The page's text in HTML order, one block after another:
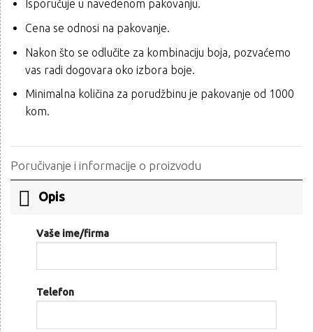
Isporučuje u navedenom pakovanju.
Cena se odnosi na pakovanje.
Nakon što se odlučite za kombinaciju boja, pozvaćemo
vas radi dogovara oko izbora boje.
Minimalna količina za porudžbinu je pakovanje od 1000
kom.
Poručivanje i informacije o proizvodu
Opis
Vaše ime/firma
Telefon